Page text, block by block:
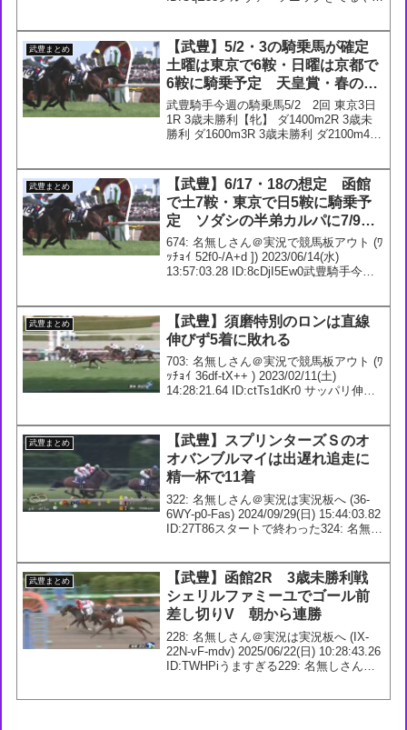
武豊まとめ
【武豊】5/2・3の騎乗馬が確定
土曜は東京で6鞍・日曜は京都で
6鞍に騎乗予定 天皇賞・春のア
ドマイヤテラは2枠3番に
武豊騎手今週の騎乗馬5/2 2回 東京3日
1R 3歳未勝利【牝】 ダ1400m2R 3歳未
勝利 ダ1600m3R 3歳未勝利 ダ2100m4R
武豊まとめ
【武豊】6/17・18の想定 函館
で土7鞍・東京で日5鞍に騎乗予
定 ソダシの半弟カルパに7/9函
館の新馬戦で騎乗へ
674: 名無しさん＠実況で競馬板アウト (ﾜ
ｯﾁｮｲ 52f0-/A+d ]) 2023/06/14(水)
13:57:03.28 ID:8cDjI5Ew0武豊騎手今週
武豊まとめ
【武豊】須磨特別のロンは直線
伸びず5着に敗れる
703: 名無しさん＠実況で競馬板アウト (ﾜ
ｯﾁｮｲ 36df-tX++ ) 2023/02/11(土)
14:28:21.64 ID:ctTs1dKr0 サッパリ伸び
武豊まとめ
【武豊】スプリンターズＳのオ
オバンブルマイは出遅れ追走に
精一杯で11着
322: 名無しさん＠実況は実況板へ (36-
6WY-p0-Fas) 2024/09/29(日) 15:44:03.82
ID:27T86スタートで終わった324: 名無し
武豊まとめ
【武豊】函館2R 3歳未勝利戦
シェリルファミーユでゴール前
差し切りV 朝から連勝
228: 名無しさん＠実況は実況板へ (IX-
22N-vF-mdv) 2025/06/22(日) 10:28:43.26
ID:TWHPiうますぎる229: 名無しさん＠